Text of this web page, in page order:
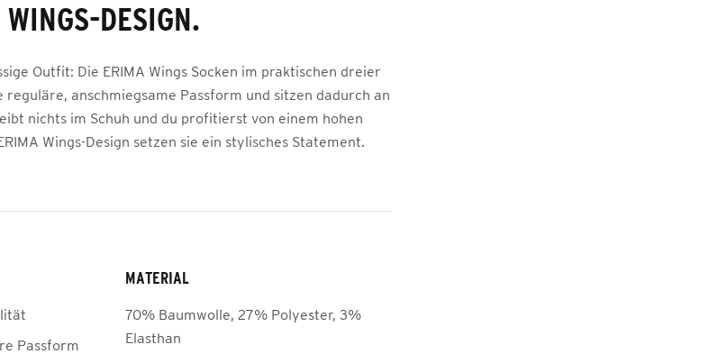
WINGS-DESIGN.
Outfit: Die ERIMA Wings Socken im praktischen dreier
reguläre, anschmiegsame Passform und sitzen dadurch an
nichts im Schuh und du profitierst von einem hohen
Wings-Design setzen sie ein stylisches Statement.
Passform
MATERIAL
70% Baumwolle, 27% Polyester, 3%
Elasthan